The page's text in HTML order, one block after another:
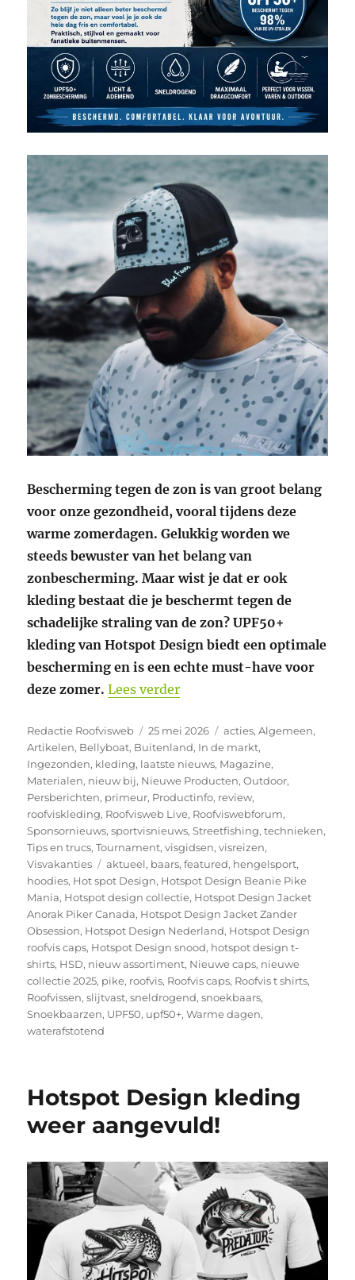
Bescherming tegen de zon is van groot belang
voor onze gezondheid, vooral tijdens deze
warme zomerdagen. Gelukkig worden we
steeds bewuster van het belang van
zonbescherming. Maar wist je dat er ook
kleding bestaat die je beschermt tegen de
schadelijke straling van de zon? UPF50+
kleding van Hotspot Design biedt een optimale
bescherming en is een echte must-have voor
deze zomer. Lees verder“UPF50+ kleding van
Auteur
Redactie Roofvisweb
Geplaatst
op
25 mei 2026 Categorieën
acties,Algemeen,
Artikelen, Bellyboat, Buitenland, In de markt,
Ingezonden, kleding, laatste nieuws, Magazine,
Materialen, nieuw bij, Nieuwe Producten,Outdoor,
Persberichten, primeur, Productinfo, review,
roofviskleding, Roofvisweb Live, Roofviswebforum,
Sponsornieuws,sportvisnieuws,Streetfishing,technieken,
Tips en trucs,Tournament,visgidsen,visreizen,
Visvakanties
Tags
aktueel, baars,featured, hengelsport,
hoodies, Hot spot Design, Hotspot Design Beanie Pike
Mania, Hotspot design collectie, Hotspot Design Jacket
Anorak Piker Canada, Hotspot Design Jacket Zander
Obsession, Hotspot Design Nederland, Hotspot Design
roofvis caps, Hotspot Design snood, hotspot design t-
shirts, HSD, nieuw assortiment, Nieuwe caps, nieuwe
collectie 2025, pike, roofvis, Roofvis caps, Roofvis t shirts,
Roofvissen,slijtvast,sneldrogend,snoekbaars,
Snoekbaarzen, UPF50, upf50+,Warme dagen,
waterafstotend
Hotspot Design kleding
weer aangevuld!